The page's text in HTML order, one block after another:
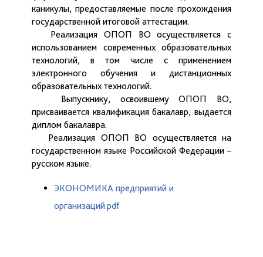
каникулы, предоставляемые после прохождения
государственной итоговой аттестации.
Реализация ОПОП ВО осуществляется с
использованием современных образовательных
технологий, в том числе с применением
электронного обучения и дистанционных
образовательных технологий.
Выпускнику, освоившему ОПОП ВО,
присваивается квалификация бакалавр, выдается
диплом бакалавра.
Реализация ОПОП ВО осуществляется на
государственном языке Российской Федерации –
русском языке.
ЭКОНОМИКА предприятий и
организаций.pdf